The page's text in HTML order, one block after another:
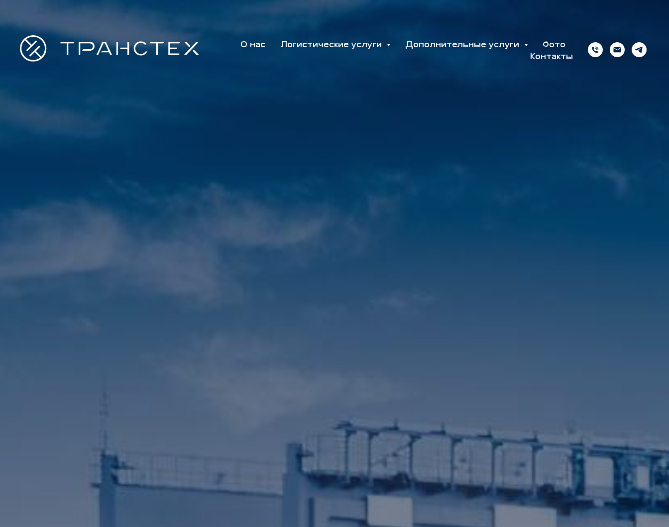
О нас Логистические услуги Дополнительные услуги
Фото
Контакты